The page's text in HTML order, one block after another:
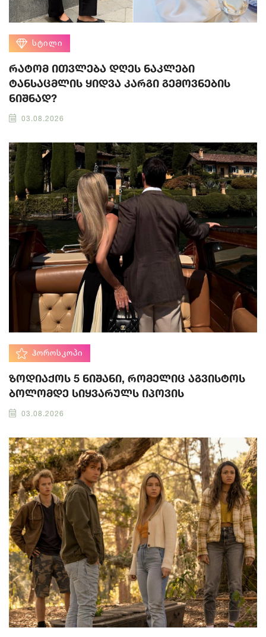
ᲡᲢᲘᲚᲘ
რატომ ითვლება დღეს ნაკლები
ტანსაცმლის ყიდვა კარგი გემოვნების
ნიშნად?
03.08.2026
ᲰᲝᲠᲝᲡᲙᲝᲞᲘ
ზოდიაქოს 5 ნიშანი, რომელიც აგვისტოს
ბოლომდე სიყვარულს იპოვის
03.08.2026